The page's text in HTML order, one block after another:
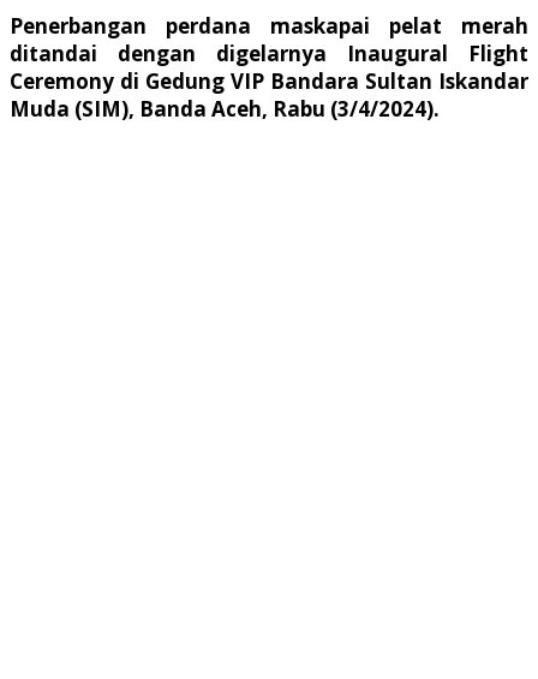
Penerbangan perdana maskapai pelat merah
ditandai dengan digelarnya Inaugural Flight
Ceremony di Gedung VIP Bandara Sultan Iskandar
Muda (SIM), Banda Aceh, Rabu (3/4/2024).